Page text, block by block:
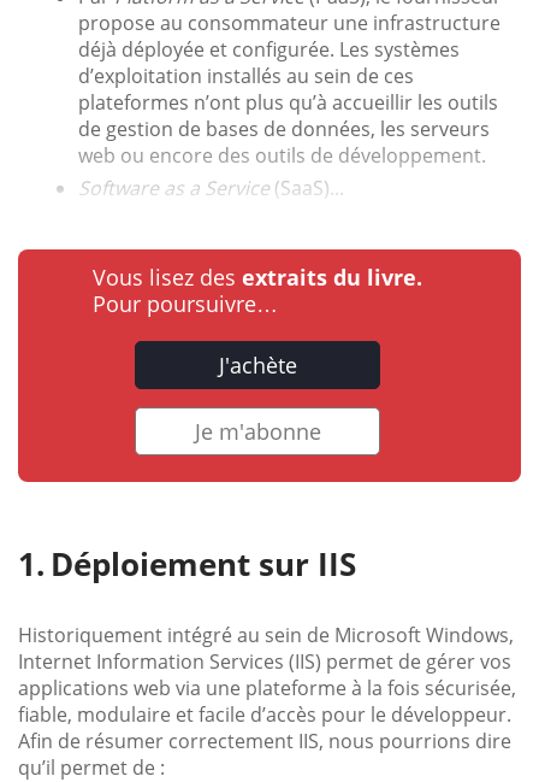
propose au consommateur une infrastructure
déjà déployée et configurée. Les systèmes
d’exploitation installés au sein de ces
plateformes n’ont plus qu’à accueillir les outils
de gestion de bases de données, les serveurs
web ou encore des outils de développement.
Software as a Service (SaaS)...
Vous lisez des extraits du livre.
Pour poursuivre…
J'achète
Je m'abonne
Déploiement sur IIS
Historiquement intégré au sein de Microsoft Windows,
Internet Information Services (IIS) permet de gérer vos
applications web via une plateforme à la fois sécurisée,
fiable, modulaire et facile d’accès pour le développeur.
Afin de résumer correctement IIS, nous pourrions dire
qu’il permet de :